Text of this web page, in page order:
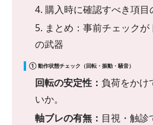
4. 購入時に確認すべき項目
5. まとめ：事前チェック
の武器
① 動作状態チェック（回転・振動・騒音）
回転の安定性： 負荷をかけ
いか。
軸ブレの有無： 目視・触診